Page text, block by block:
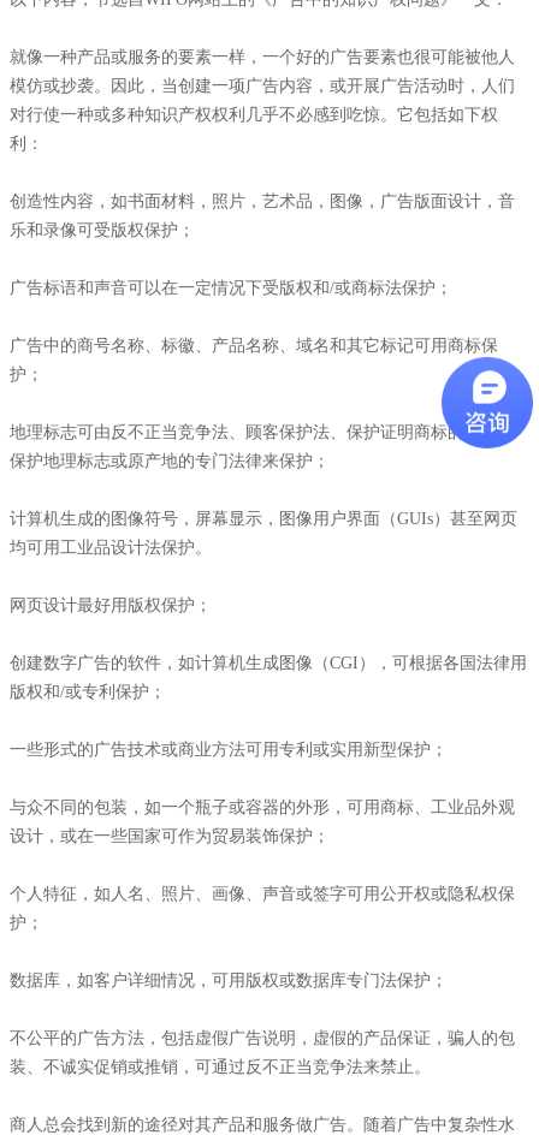
就像一种产品或服务的要素一样，一个好的广告要素也很可能被他人
模仿或抄袭。因此，当创建一项广告内容，或开展广告活动时，人们
对行使一种或多种知识产权权利几乎不必感到吃惊。它包括如下权
利：
创造性内容，如书面材料，照片，艺术品，图像，广告版面设计，音
乐和录像可受版权保护；
广告标语和声音可以在一定情况下受版权和/或商标法保护；
广告中的商号名称、标徽、产品名称、域名和其它标记可用商标保
护；
地理标志可由反不正当竞争法、顾客保护法、保护证明商标的法律或
保护地理标志或原产地的专门法律来保护；
计算机生成的图像符号，屏幕显示，图像用户界面（GUIs）甚至网页
均可用工业品设计法保护。
网页设计最好用版权保护；
创建数字广告的软件，如计算机生成图像（CGI），可根据各国法律用
版权和/或专利保护；
一些形式的广告技术或商业方法可用专利或实用新型保护；
与众不同的包装，如一个瓶子或容器的外形，可用商标、工业品外观
设计，或在一些国家可作为贸易装饰保护；
个人特征，如人名、照片、画像、声音或签字可用公开权或隐私权保
护；
数据库，如客户详细情况，可用版权或数据库专门法保护；
不公平的广告方法，包括虚假广告说明，虚假的产品保证，骗人的包
装、不诚实促销或推销，可通过反不正当竞争法来禁止。
商人总会找到新的途径对其产品和服务做广告。随着广告中复杂性水